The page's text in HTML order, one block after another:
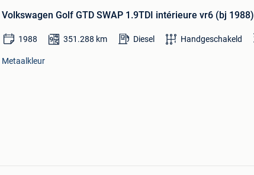
Volkswagen Golf GTD SWAP 1.9TDI intérieure vr6 (bj 1988)
1988 351.288 km Diesel Handgeschakeld
Metaalkleur